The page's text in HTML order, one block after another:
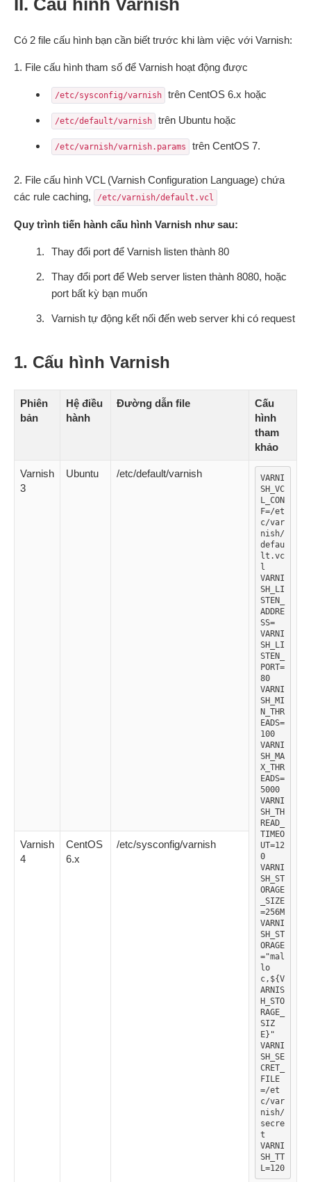
II. Cấu hình Varnish
Có 2 file cấu hình bạn cần biết trước khi làm việc với Varnish:
1. File cấu hình tham số để Varnish hoạt động được
/etc/sysconfig/varnish trên CentOS 6.x hoặc
/etc/default/varnish trên Ubuntu hoặc
/etc/varnish/varnish.params trên CentOS 7.
2. File cấu hình VCL (Varnish Configuration Language) chứa
các rule caching,
/etc/varnish/default.vcl
Quy trình tiến hành cấu hình Varnish như sau:
Thay đổi port để Varnish listen thành 80
Thay đổi port để Web server listen thành 8080, hoặc
port bất kỳ bạn muốn
Varnish tự động kết nối đến web server khi có request
1. Cấu hình Varnish
Phiên
bản
Hệ điều
hành
Đường dẫn file
Cấu
hình
tham
khảo
Varnish
3
Ubuntu /etc/default/varnish
VARNI
SH_VC
L_CON
F=/et
c/var
nish/
defau
lt.vc
l
VARNI
SH_LI
STEN_
ADDRE
SS=
VARNI
SH_LI
STEN_
PORT=
80
VARNI
SH_MI
N_THR
EADS=
100
VARNI
SH_MA
X_THR
EADS=
5000
VARNI
SH_TH
READ_
TIMEO
UT=12
0
VARNI
SH_ST
ORAGE
_SIZE
=256M
VARNI
SH_ST
ORAGE
="mal
lo
c,${V
ARNIS
H_STO
RAGE_
SIZ
E}"
VARNI
SH_SE
CRET_
FILE
=/et
c/var
nish/
secre
t
VARNI
SH_TT
L=120
Varnish
4
CentOS
6.x
/etc/sysconfig/varnish